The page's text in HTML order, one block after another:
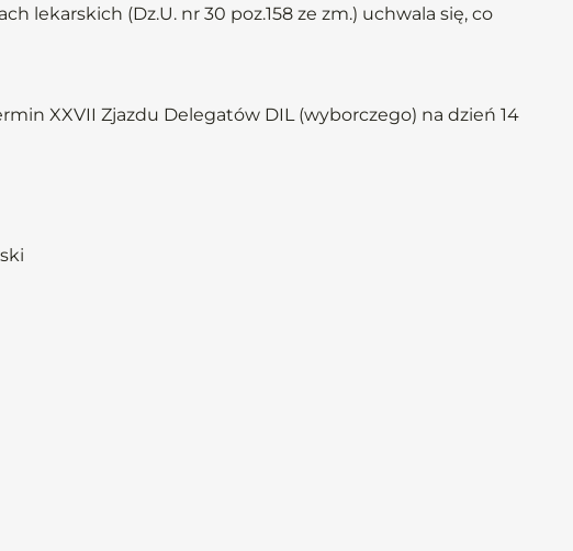
lekarskich (Dz.U. nr 30 poz.158 ze zm.) uchwala się, co
XXVII Zjazdu Delegatów DIL (wyborczego) na dzień 14